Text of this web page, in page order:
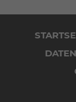
überspringen